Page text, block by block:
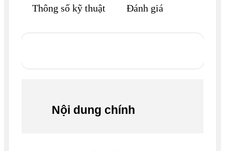
Thông số kỹ thuật Đánh giá
Nội dung chính